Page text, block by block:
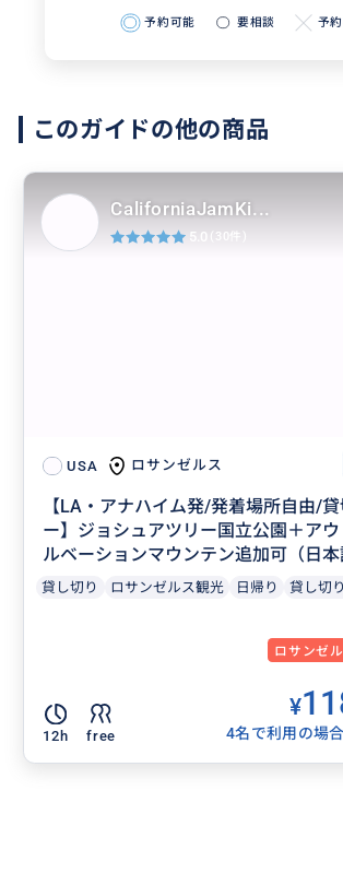
予約可能 要相談 予
このガイドの他の商品
USA ロサンゼルス
【LA・アナハイム発/発着場所自由/
ー】ジョシュアツリー国立公園＋ア
ルベーションマウンテン追加可（日本
貸し切り ロサンゼルス観光 日帰り 貸し切
ロサンゼ
12h free
¥
4名で利用の場合
CaliforniaJamKi...
5.0 (30件)